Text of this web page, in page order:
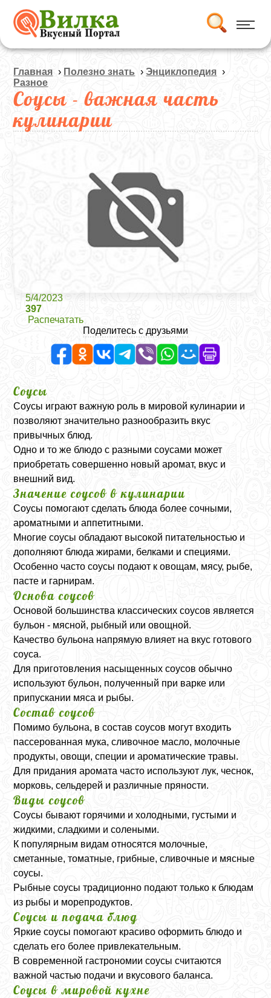
Главная › Полезно знать ›Энциклопедия ›
Разное
Соусы - важная часть
кулинарии
5/4/2023
397
Распечатать
Поделитесь с друзьями
Соусы
Соусы играют важную роль в мировой кулинарии и
позволяют значительно разнообразить вкус
привычных блюд.
Одно и то же блюдо с разными соусами может
приобретать совершенно новый аромат, вкус и
внешний вид.
Значение соусов в кулинарии
Соусы помогают сделать блюда более сочными,
ароматными и аппетитными.
Многие соусы обладают высокой питательностью и
дополняют блюда жирами, белками и специями.
Особенно часто соусы подают к овощам, мясу, рыбе,
пасте и гарнирам.
Основа соусов
Основой большинства классических соусов является
бульон - мясной, рыбный или овощной.
Качество бульона напрямую влияет на вкус готового
соуса.
Для приготовления насыщенных соусов обычно
используют бульон, полученный при варке или
припускании мяса и рыбы.
Состав соусов
Помимо бульона, в состав соусов могут входить
пассерованная мука, сливочное масло, молочные
продукты, овощи, специи и ароматические травы.
Для придания аромата часто используют лук, чеснок,
морковь, сельдерей и различные пряности.
Виды соусов
Соусы бывают горячими и холодными, густыми и
жидкими, сладкими и солеными.
К популярным видам относятся молочные,
сметанные, томатные, грибные, сливочные и мясные
соусы.
Рыбные соусы традиционно подают только к блюдам
из рыбы и морепродуктов.
Соусы и подача блюд
Яркие соусы помогают красиво оформить блюдо и
сделать его более привлекательным.
В современной гастрономии соусы считаются
важной частью подачи и вкусового баланса.
Соусы в мировой кухне